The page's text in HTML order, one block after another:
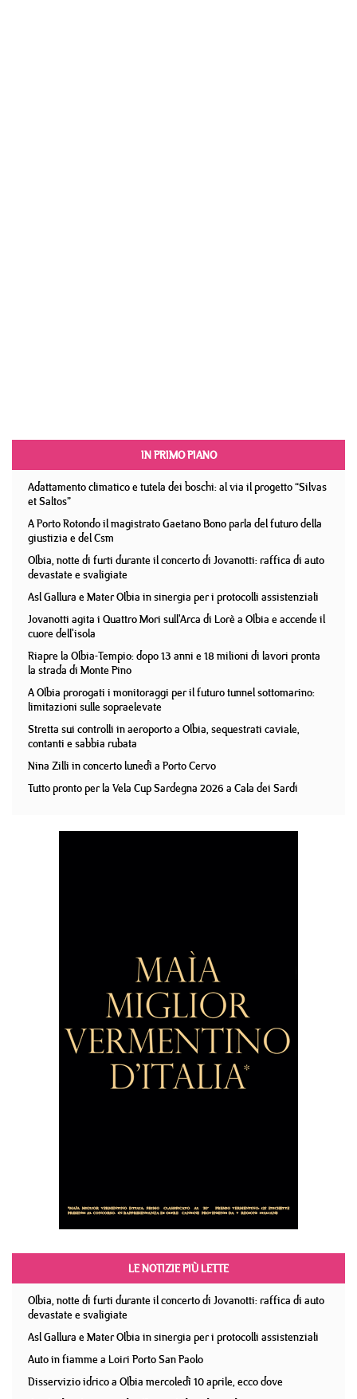
IN PRIMO PIANO
Adattamento climatico e tutela dei boschi: al via il progetto “Silvas
et Saltos”
A Porto Rotondo il magistrato Gaetano Bono parla del futuro della
giustizia e del Csm
Olbia, notte di furti durante il concerto di Jovanotti: raffica di auto
devastate e svaligiate
Asl Gallura e Mater Olbia in sinergia per i protocolli assistenziali
Jovanotti agita i Quattro Mori sull'Arca di Lorè a Olbia e accende il
cuore dell'isola
Riapre la Olbia-Tempio: dopo 13 anni e 18 milioni di lavori pronta
la strada di Monte Pino
A Olbia prorogati i monitoraggi per il futuro tunnel sottomarino:
limitazioni sulle sopraelevate
Stretta sui controlli in aeroporto a Olbia, sequestrati caviale,
contanti e sabbia rubata
Nina Zilli in concerto lunedì a Porto Cervo
Tutto pronto per la Vela Cup Sardegna 2026 a Cala dei Sardi
LE NOTIZIE PIÙ LETTE
Olbia, notte di furti durante il concerto di Jovanotti: raffica di auto
devastate e svaligiate
Asl Gallura e Mater Olbia in sinergia per i protocolli assistenziali
Auto in fiamme a Loiri Porto San Paolo
Disservizio idrico a Olbia mercoledì 10 aprile, ecco dove